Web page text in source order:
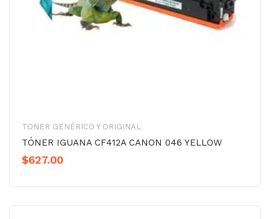
TONER GENÉRICO Y ORIGINAL
TÓNER IGUANA CF412A CANON 046 YELLOW
$627.00